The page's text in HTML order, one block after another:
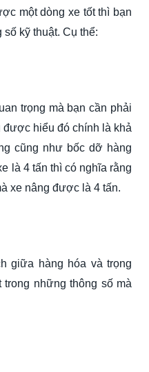
một dòng xe tốt thì bạn
kỹ thuật. Cụ thể:
trọng mà bạn cần phải
được hiểu đó chính là khả
cũng như bốc dỡ hàng
là 4 tấn thì có nghĩa rằng
xe nâng được là 4 tấn.
giữa hàng hóa và trọng
những thông số mà